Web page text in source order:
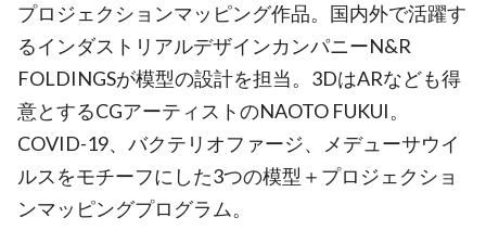
プロジェクションマッピング作品。国内外で活躍す
るインダストリアルデザインカンパニーN&R
FOLDINGSが模型の設計を担当。3DはARなども得
意とするCGアーティストのNAOTO FUKUI。
COVID-19、バクテリオファージ、メデューサウイ
ルスをモチーフにした3つの模型＋プロジェクショ
ンマッピングプログラム。